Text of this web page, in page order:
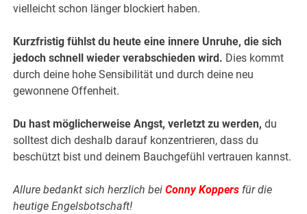
vielleicht schon länger blockiert haben.
Kurzfristig fühlst du heute eine innere Unruhe, die sich
jedoch schnell wieder verabschieden wird. Dies kommt
durch deine hohe Sensibilität und durch deine neu
gewonnene Offenheit.
Du hast möglicherweise Angst, verletzt zu werden,du
solltest dich deshalb darauf konzentrieren, dass du
beschützt bist und deinem Bauchgefühl vertrauen kannst.
Allure bedankt sich herzlich beiConny Koppers für die
heutige Engelsbotschaft!